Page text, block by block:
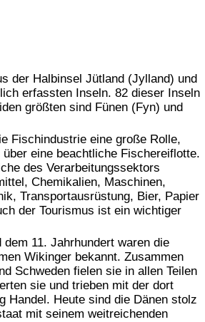
der Halbinsel Jütland (Jylland) und
erfassten Inseln. 82 dieser Inseln
größten sind Fünen (Fyn) und
Fischindustrie eine große Rolle,
eine beachtliche Fischereiflotte.
des Verarbeitungssektors
Chemikalien, Maschinen,
Transportausrüstung, Bier, Papier
der Tourismus ist ein wichtiger
11. Jahrhundert waren die
Wikinger bekannt. Zusammen
Schweden fielen sie in allen Teilen
sie und trieben mit der dort
Handel. Heute sind die Dänen stolz
mit seinem weitreichenden